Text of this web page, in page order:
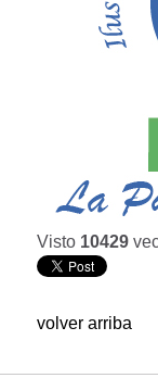
Visto 10429
volver arriba